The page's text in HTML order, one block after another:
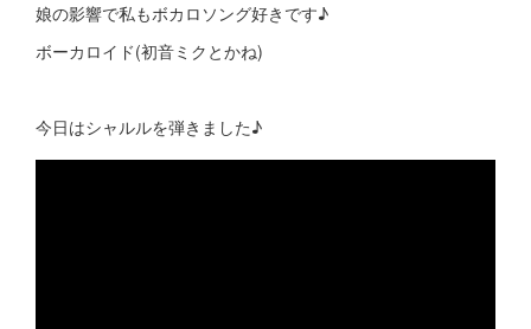
娘の影響で私もボカロソング好きです♪
ボーカロイド(初音ミクとかね)
今日はシャルルを弾きました♪